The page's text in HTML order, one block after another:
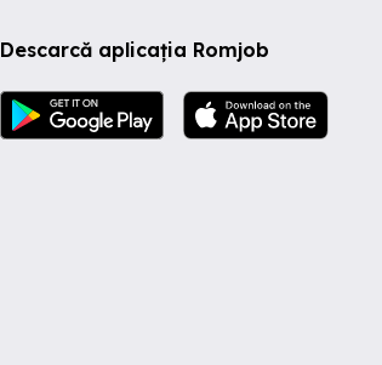
Descarcă aplicația Romjob